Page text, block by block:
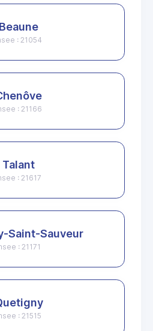
Beaune
: 21054
: 21166
Talant
: 21617
Saint-Sauveur
: 21171
: 21515